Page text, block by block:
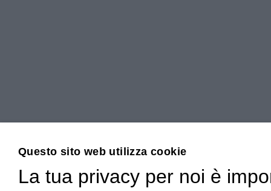
Questo sito web utilizza cookie
La tua privacy per noi è